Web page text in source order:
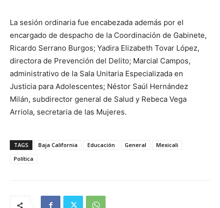
La sesión ordinaria fue encabezada además por el
encargado de despacho de la Coordinación de Gabinete,
Ricardo Serrano Burgos; Yadira Elizabeth Tovar López,
directora de Prevención del Delito; Marcial Campos,
administrativo de la Sala Unitaria Especializada en
Justicia para Adolescentes; Néstor Saúl Hernández
Milán, subdirector general de Salud y Rebeca Vega
Arriola, secretaria de las Mujeres.
TAGS Baja California Educación General
Mexicali
Política